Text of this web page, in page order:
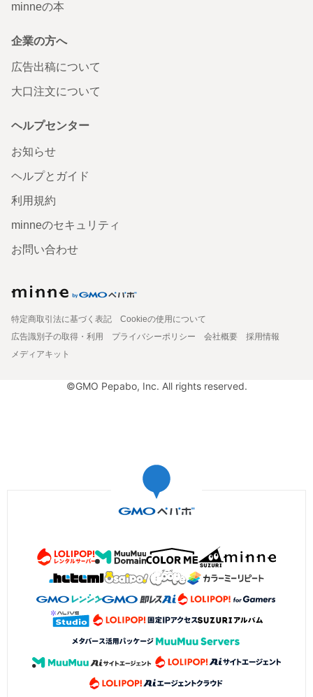
minneの本
企業の方へ
広告出稿について
大口注文について
ヘルプセンター
お知らせ
ヘルプとガイド
利用規約
minneのセキュリティ
お問い合わせ
特定商取引法に基づく表記
Cookieの使用について
広告識別子の取得・利用
プライバシーポリシー 会社概要
採用情報
メディアキット
©GMO Pepabo, Inc. All rights reserved.